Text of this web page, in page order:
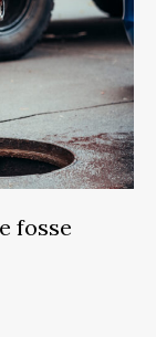
fosse